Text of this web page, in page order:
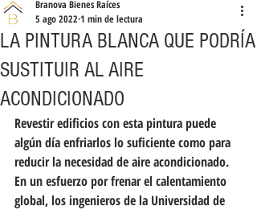
LA PINTURA BLANCA QUE PODRÍA
SUSTITUIR AL AIRE
ACONDICIONADO
Branova Bienes Raíces
5 ago 2022 1 min de lectura
Revestir edificios con esta pintura puede
algún día enfriarlos lo suficiente como para
reducir la necesidad de aire acondicionado.
En un esfuerzo por frenar el calentamiento
global, los ingenieros de la Universidad de